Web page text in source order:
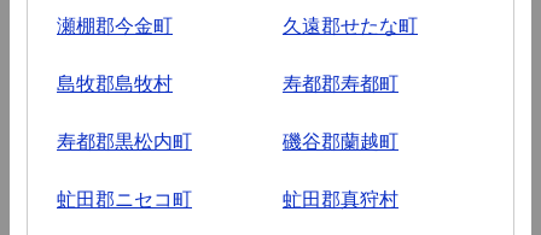
瀬棚郡今金町 久遠郡せたな町
島牧郡島牧村 寿都郡寿都町
寿都郡黒松内町 磯谷郡蘭越町
虻田郡ニセコ町 虻田郡真狩村